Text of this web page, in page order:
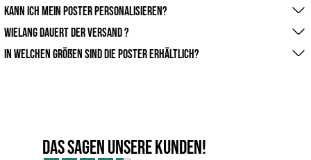
Unsere Poster werden auf hochwertigem Premium-
Papier gedruckt. Das sorgt für brillante Farben, eine edle
Haptik und eine lange Haltbarkeit.
Kann ich mein Poster personalisieren?
Ja! Du kannst dein eigene Bilder hochladen oder Texte
einfügen und so ein Poster gestalten, das zu 100 %
deinem Stil entspricht.
wielang dauert der Versand ?
Die Versandzeit hängt von deinem Standort ab. In der
In welchen Größen sind die Poster erhältlich?
Das sagen unsere Kunden!